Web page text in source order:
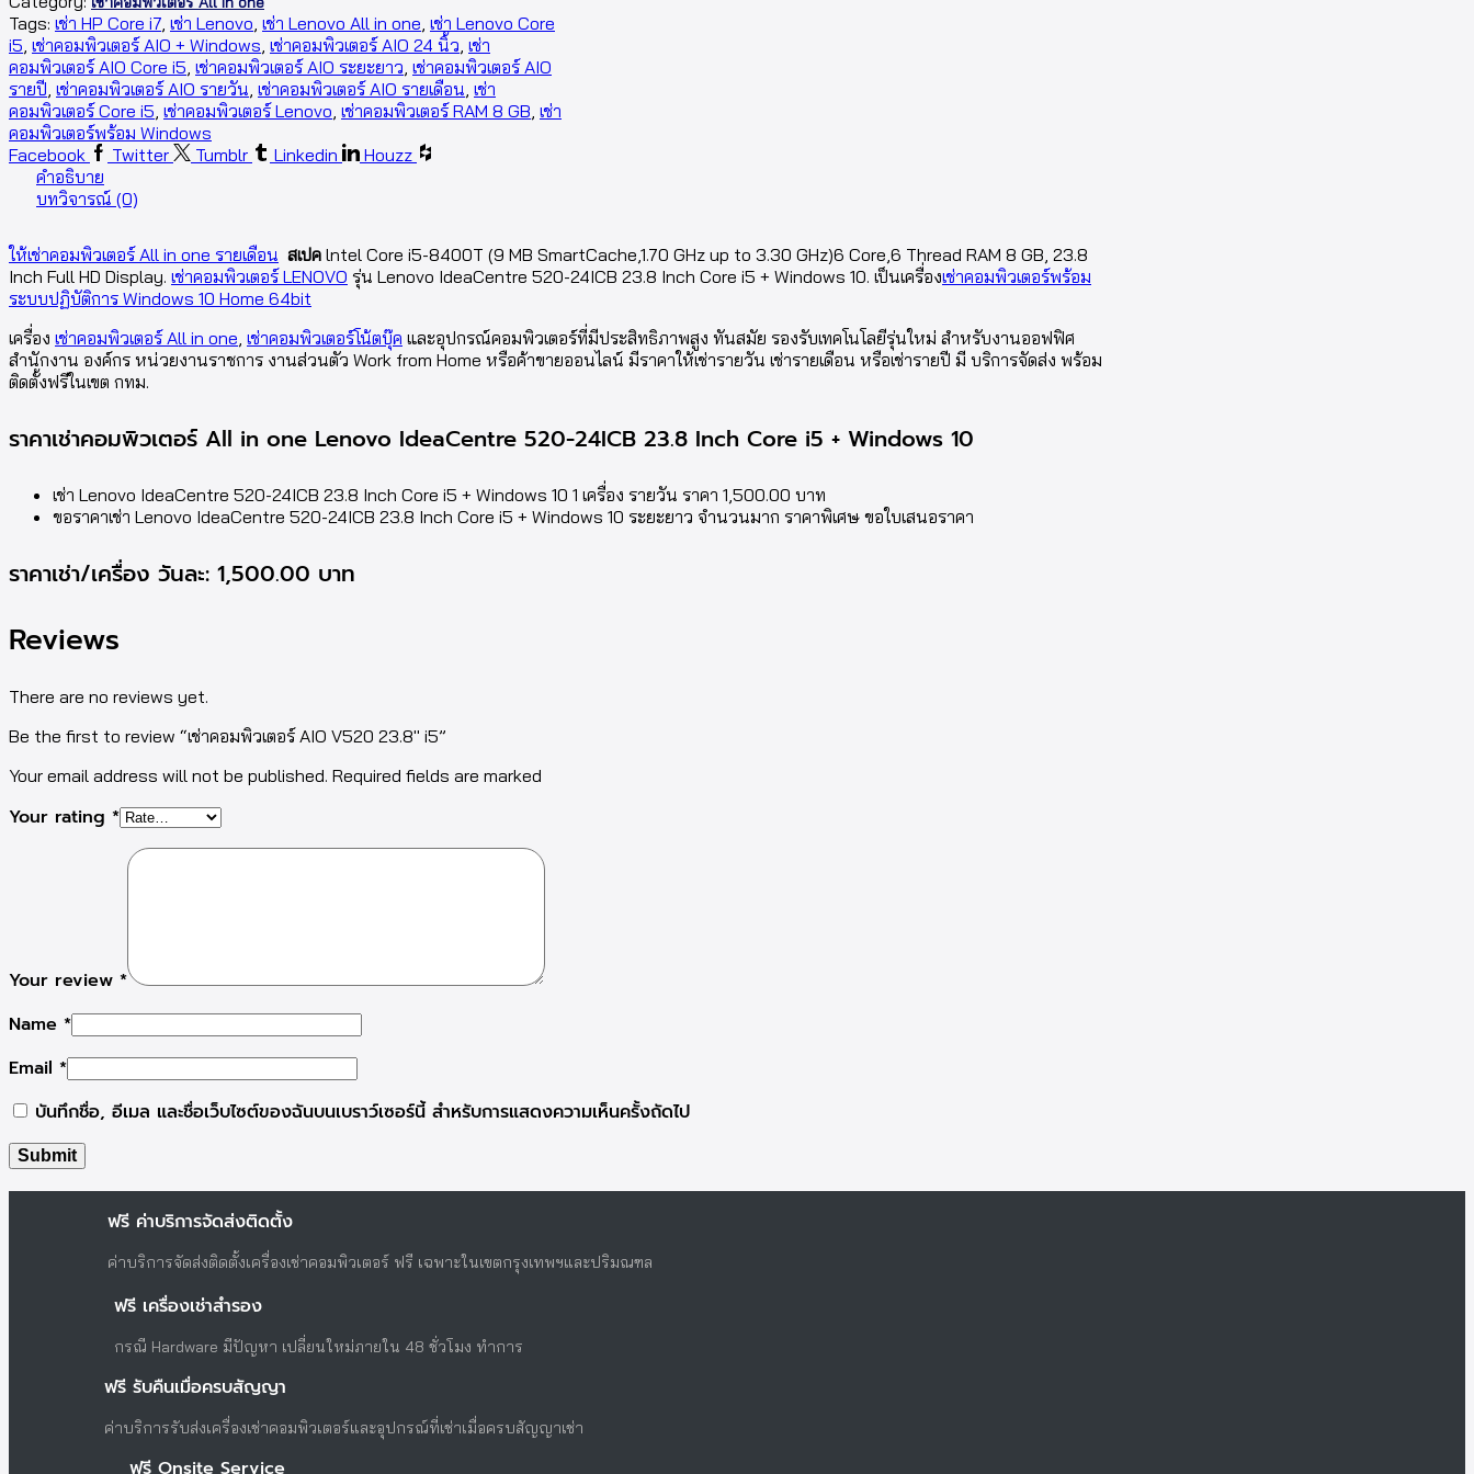
Tags: เช่า HP Core i7, เช่า Lenovo, เช่า Lenovo All in one, เช่า Lenovo Core
i5, เช่าคอมพิวเตอร์ AIO + Windows, เช่าคอมพิวเตอร์ AIO 24 นิ้ว, เช่า
คอมพิวเตอร์ AIO Core i5, เช่าคอมพิวเตอร์ AIO ระยะยาว, เช่าคอมพิวเตอร์ AIO
รายปี, เช่าคอมพิวเตอร์ AIO รายวัน, เช่าคอมพิวเตอร์ AIO รายเดือน, เช่า
คอมพิวเตอร์ Core i5, เช่าคอมพิวเตอร์ Lenovo, เช่าคอมพิวเตอร์ RAM 8 GB, เช่า
คอมพิวเตอร์พร้อม Windows
Facebook
Twitter Tumblr Linkedin
Houzz
คำอธิบาย
บทวิจารณ์ (0)
ให้เช่าคอมพิวเตอร์ All in one รายเดือน สเปค lntel Core i5-8400T (9 MB SmartCache,1.70 GHz up to 3.30 GHz)6 Core,6 Thread RAM 8 GB, 23.8
Inch Full HD Display. เช่าคอมพิวเตอร์ LENOVO รุ่น Lenovo IdeaCentre 520-24ICB 23.8 Inch Core i5 + Windows 10. เป็นเครื่องเช่าคอมพิวเตอร์พร้อม
ระบบปฏิบัติการ Windows 10 Home 64bit
เครื่อง เช่าคอมพิวเตอร์ All in one, เช่าคอมพิวเตอร์โน้ตบุ๊ค และอุปกรณ์คอมพิวเตอร์ที่มีประสิทธิภาพสูง ทันสมัย รองรับเทคโนโลยีรุ่นใหม่ สำหรับงานออฟฟิศ
สำนักงาน องค์กร หน่วยงานราชการ งานส่วนตัว Work from Home หรือค้าขายออนไลน์ มีราคาให้เช่ารายวัน เช่ารายเดือน หรือเช่ารายปี มี บริการจัดส่ง พร้อม
ติดตั้งฟรีในเขต กทม.
ราคาเช่าคอมพิวเตอร์ All in one Lenovo IdeaCentre 520-24ICB 23.8 Inch Core i5 + Windows 10
เช่า Lenovo IdeaCentre 520-24ICB 23.8 Inch Core i5 + Windows 10 1 เครื่อง รายวัน ราคา 1,500.00 บาท
ขอราคาเช่า Lenovo IdeaCentre 520-24ICB 23.8 Inch Core i5 + Windows 10 ระยะยาว จำนวนมาก ราคาพิเศษ ขอใบเสนอราคา
ราคาเช่า/เครื่อง วันละ: 1,500.00 บาท
Reviews
There are no reviews yet.
Be the first to review “เช่าคอมพิวเตอร์ AIO V520 23.8″ i5”
Your email address will not be published. Required fields are marked
Your rating *
Your review *
Name *
Email *
บันทึกชื่อ, อีเมล และชื่อเว็บไซต์ของฉันบนเบราว์เซอร์นี้ สำหรับการแสดงความเห็นครั้งถัดไป
ฟรี ค่าบริการจัดส่งติดตั้ง
ค่าบริการจัดส่งติดตั้งเครื่องเช่าคอมพิวเตอร์ ฟรี เฉพาะในเขตกรุงเทพฯและปริมณฑล
ฟรี เครื่องเช่าสำรอง
กรณี Hardware มีปัญหา เปลี่ยนใหม่ภายใน 48 ชั่วโมง ทำการ
ฟรี รับคืนเมื่อครบสัญญา
ค่าบริการรับส่งเครื่องเช่าคอมพิวเตอร์และอุปกรณ์ที่เช่าเมื่อครบสัญญาเช่า
ฟรี Onsite Service